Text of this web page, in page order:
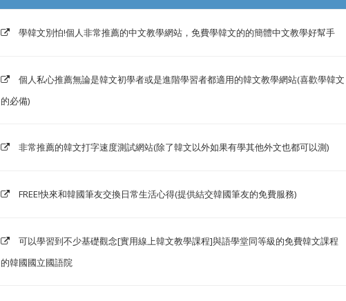
學韓文別怕!個人非常推薦的中文教學網站，免費學韓文的的簡體中文教學好幫手
個人私心推薦無論是韓文初學者或是進階學習者都適用的韓文教學網站(喜歡學韓文
的必備)
非常推薦的韓文打字速度測試網站(除了韓文以外如果有學其他外文也都可以測)
FREE!快來和韓國筆友交換日常生活心得(提供結交韓國筆友的免費服務)
可以學習到不少基礎觀念[實用線上韓文教學課程]與語學堂同等級的免費韓文課程
的韓國國立國語院